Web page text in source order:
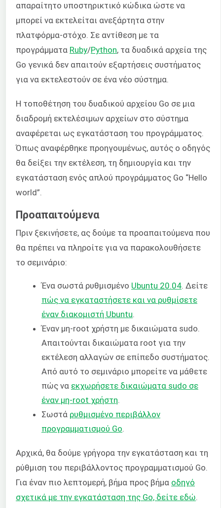
απαραίτητο υποστηρικτικό κώδικα ώστε να
μπορεί να εκτελείται ανεξάρτητα στην
πλατφόρμα-στόχο. Σε αντίθεση με τα
προγράμματα Ruby/Python, τα δυαδικά αρχεία της
Go γενικά δεν απαιτούν εξαρτήσεις συστήματος
για να εκτελεστούν σε ένα νέο σύστημα.
Η τοποθέτηση του δυαδικού αρχείου Go σε μια
διαδρομή εκτελέσιμων αρχείων στο σύστημα
αναφέρεται ως εγκατάσταση του προγράμματος.
Όπως αναφέρθηκε προηγουμένως, αυτός ο οδηγός
θα δείξει την εκτέλεση, τη δημιουργία και την
εγκατάσταση ενός απλού προγράμματος Go “Hello
world”.
Προαπαιτούμενα
Πριν ξεκινήσετε, ας δούμε τα προαπαιτούμενα που
θα πρέπει να πληροίτε για να παρακολουθήσετε
το σεμινάριο:
Ένα σωστά ρυθμισμένο Ubuntu 20.04. Δείτε
πώς να εγκαταστήσετε και να ρυθμίσετε
έναν διακομιστή Ubuntu.
Έναν μη-root χρήστη με δικαιώματα sudo.
Απαιτούνται δικαιώματα root για την
εκτέλεση αλλαγών σε επίπεδο συστήματος.
Από αυτό το σεμινάριο μπορείτε να μάθετε
πώς να εκχωρήσετε δικαιώματα sudo σε
έναν μη-root χρήστη.
Σωστά ρυθμισμένο περιβάλλον
προγραμματισμού Go.
Αρχικά, θα δούμε γρήγορα την εγκατάσταση και τη
ρύθμιση του περιβάλλοντος προγραμματισμού Go.
Για έναν πιο λεπτομερή, βήμα προς βήμα οδηγό
σχετικά με την εγκατάσταση της Go, δείτε εδώ